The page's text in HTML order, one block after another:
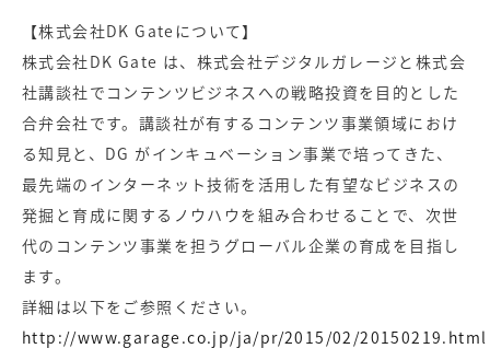
【株式会社DK Gateについて】
株式会社DK Gate は、株式会社デジタルガレージと株式会
社講談社でコンテンツビジネスへの戦略投資を目的とした
合弁会社です。講談社が有するコンテンツ事業領域におけ
る知見と、DG がインキュベーション事業で培ってきた、
最先端のインターネット技術を活用した有望なビジネスの
発掘と育成に関するノウハウを組み合わせることで、次世
代のコンテンツ事業を担うグローバル企業の育成を目指し
ます。
詳細は以下をご参照ください。
http://www.garage.co.jp/ja/pr/2015/02/20150219.html